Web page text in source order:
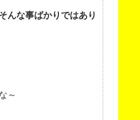
んな事ばかりではあり
～